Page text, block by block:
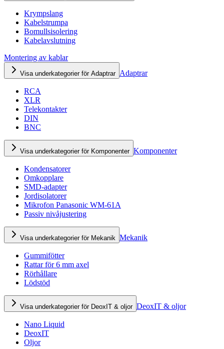
Krympslang
Kabelstrumpa
Bomullsisolering
Kabelavslutning
Montering av kablar
Visa underkategorier för Adaptrar Adaptrar
RCA
XLR
Telekontakter
DIN
BNC
Visa underkategorier för Komponenter Komponenter
Kondensatorer
Omkopplare
SMD-adapter
Jordisolatorer
Mikrofon Panasonic WM-61A
Passiv nivåjustering
Visa underkategorier för Mekanik Mekanik
Gummifötter
Rattar för 6 mm axel
Rörhållare
Lödstöd
Visa underkategorier för DeoxIT & oljor DeoxIT & oljor
Nano Liquid
DeoxIT
Oljor